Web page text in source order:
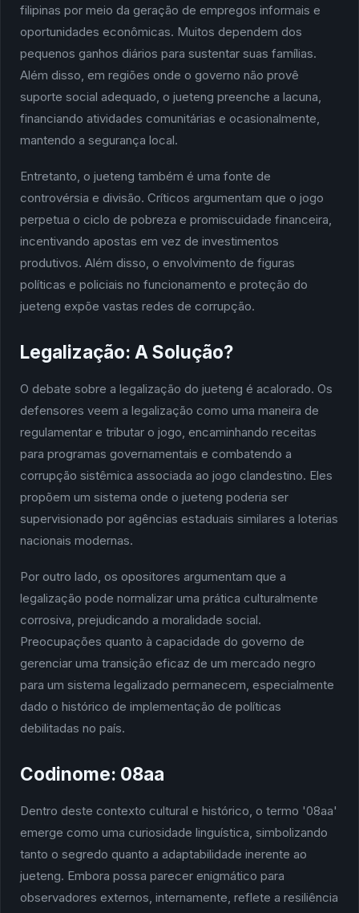
filipinas por meio da geração de empregos informais e
oportunidades econômicas. Muitos dependem dos
pequenos ganhos diários para sustentar suas famílias.
Além disso, em regiões onde o governo não provê
suporte social adequado, o jueteng preenche a lacuna,
financiando atividades comunitárias e ocasionalmente,
mantendo a segurança local.
Entretanto, o jueteng também é uma fonte de
controvérsia e divisão. Críticos argumentam que o jogo
perpetua o ciclo de pobreza e promiscuidade financeira,
incentivando apostas em vez de investimentos
produtivos. Além disso, o envolvimento de figuras
políticas e policiais no funcionamento e proteção do
jueteng expõe vastas redes de corrupção.
Legalização: A Solução?
O debate sobre a legalização do jueteng é acalorado. Os
defensores veem a legalização como uma maneira de
regulamentar e tributar o jogo, encaminhando receitas
para programas governamentais e combatendo a
corrupção sistêmica associada ao jogo clandestino. Eles
propõem um sistema onde o jueteng poderia ser
supervisionado por agências estaduais similares a loterias
nacionais modernas.
Por outro lado, os opositores argumentam que a
legalização pode normalizar uma prática culturalmente
corrosiva, prejudicando a moralidade social.
Preocupações quanto à capacidade do governo de
gerenciar uma transição eficaz de um mercado negro
para um sistema legalizado permanecem, especialmente
dado o histórico de implementação de políticas
debilitadas no país.
Codinome: 08aa
Dentro deste contexto cultural e histórico, o termo '08aa'
emerge como uma curiosidade linguística, simbolizando
tanto o segredo quanto a adaptabilidade inerente ao
jueteng. Embora possa parecer enigmático para
observadores externos, internamente, reflete a resiliência